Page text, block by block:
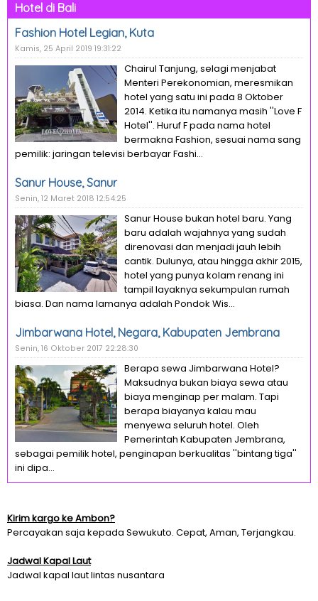
Hotel di Bali
Fashion Hotel Legian, Kuta
Kamis, 25 April 2019 19:31:22
Chairul Tanjung, selagi menjabat
Menteri Perekonomian, meresmikan
hotel yang satu ini pada 8 Oktober
2014. Ketika itu namanya masih ''Love F
Hotel''. Huruf F pada nama hotel
bermakna Fashion, sesuai nama sang
pemilik: jaringan televisi berbayar Fashi...
Sanur House, Sanur
Senin, 12 Maret 2018 12:54:25
Sanur House bukan hotel baru. Yang
baru adalah wajahnya yang sudah
direnovasi dan menjadi jauh lebih
cantik. Dulunya, atau hingga akhir 2015,
hotel yang punya kolam renang ini
tampil layaknya sekumpulan rumah
biasa. Dan nama lamanya adalah Pondok Wis...
Jimbarwana Hotel, Negara, Kabupaten Jembrana
Senin, 16 Oktober 2017 22:28:30
Berapa sewa Jimbarwana Hotel?
Maksudnya bukan biaya sewa atau
biaya menginap per malam. Tapi
berapa biayanya kalau mau
menyewa seluruh hotel. Oleh
Pemerintah Kabupaten Jembrana,
sebagai pemilik hotel, penginapan berkualitas ''bintang tiga''
ini dipa...
Kirim kargo ke Ambon?
Percayakan saja kepada Sewukuto. Cepat, Aman, Terjangkau.
Jadwal Kapal Laut
Jadwal kapal laut lintas nusantara